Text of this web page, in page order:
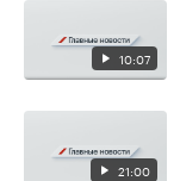
10:07
21:00